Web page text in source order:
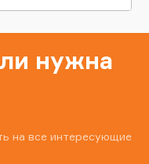
нужна
на все интересующие